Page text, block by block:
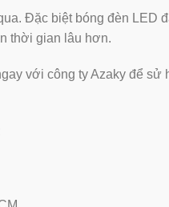
Đặc biệt bóng đèn LED
thời gian lâu hơn.
với công ty Azaky để sử